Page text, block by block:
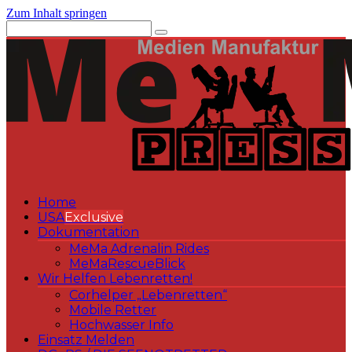
Zum Inhalt springen
Home
USAExclusive
Dokumentation
MeMa Adrenalin Rides
MeMaRescueBlick
Wir Helfen Lebenretten!
Corhelper „Lebenretten“
Mobile Retter
Hochwasser Info
Einsatz Melden